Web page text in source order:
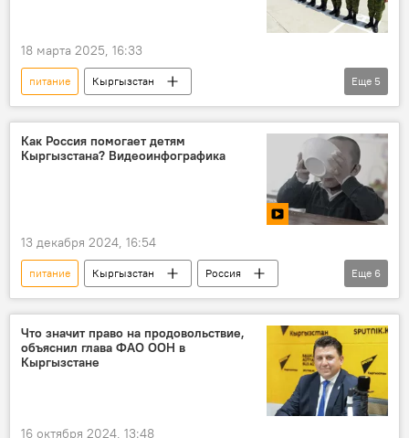
18 марта 2025, 16:33
питание
Кыргызстан
Государственная пограничная служба КР
продукты
постановление
кабинет министров
солдаты
Еще 5
Как Россия помогает детям
Кыргызстана? Видеоинфографика
13 декабря 2024, 16:54
питание Кыргызстан
Россия
школа
ученики
ВПП ООН
Кыргызстан и Россия: факты и проекты
Еще 6
Что значит право на продовольствие,
объяснил глава ФАО ООН в
Кыргызстане
16 октября 2024, 13:48